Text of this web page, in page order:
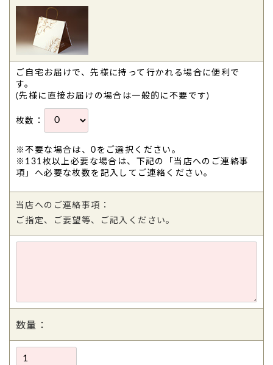
ご自宅お届けで、先様に持って行かれる場合に便利で
す。
(先様に直接お届けの場合は一般的に不要です)
枚数：
※不要な場合は、0をご選択ください。
※131枚以上必要な場合は、下記の「当店へのご連絡事
項」へ必要な枚数を記入してご連絡ください。
当店へのご連絡事項：
ご指定、ご要望等、ご記入ください。
数量：